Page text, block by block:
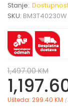
Stanje:
SKU: BM3T40230W
1,497.00 KM
Ušteda: 299.40 KM (